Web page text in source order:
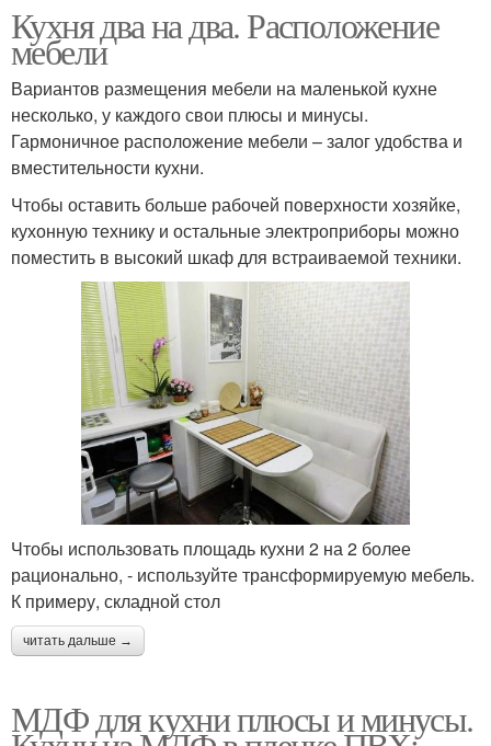
Кухня два на два. Расположение
мебели
Вариантов размещения мебели на маленькой кухне
несколько, у каждого свои плюсы и минусы.
Гармоничное расположение мебели – залог удобства и
вместительности кухни.
Чтобы оставить больше рабочей поверхности хозяйке,
кухонную технику и остальные электроприборы можно
поместить в высокий шкаф для встраиваемой техники.
Чтобы использовать площадь кухни 2 на 2 более
рационально, - используйте трансформируемую мебель.
К примеру, складной стол
читать дальше →
МДФ для кухни плюсы и минусы.